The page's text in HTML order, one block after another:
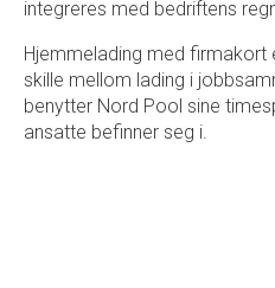
integreres med bedriftens
Hjemmelading med firmakort
skille mellom lading i
benytter Nord Pool sine
ansatte befinner seg i.